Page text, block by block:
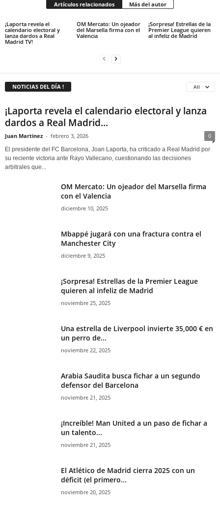
Artículos relacionados Más del autor
¡Laporta revela el
calendario electoral y
lanza dardos a Real
Madrid TV!
OM Mercato: Un ojeador
del Marsella firma con el
Valencia
¡Sorpresa! Estrellas de la
Premier League quieren
al infeliz de Madrid
NOTICIAS DEL DÍA ! All
¡Laporta revela el calendario electoral y lanza
dardos a Real Madrid...
Juan Martinez - febrero 3, 2026 0
El presidente del FC Barcelona, Joan Laporta, ha criticado a Real Madrid por
su reciente victoria ante Rayo Vallecano, cuestionando las decisiones
arbitrales que...
OM Mercato: Un ojeador del Marsella firma
con el Valencia
diciembre 10, 2025
Mbappé jugará con una fractura contra el
Manchester City
diciembre 9, 2025
¡Sorpresa! Estrellas de la Premier League
quieren al infeliz de Madrid
noviembre 25, 2025
Una estrella de Liverpool invierte 35,000 € en
un perro de...
noviembre 22, 2025
Arabia Saudita busca fichar a un segundo
defensor del Barcelona
noviembre 21, 2025
¡Increíble! Man United a un paso de fichar a
un talento...
noviembre 21, 2025
El Atlético de Madrid cierra 2025 con un
déficit (el primero...
noviembre 20, 2025